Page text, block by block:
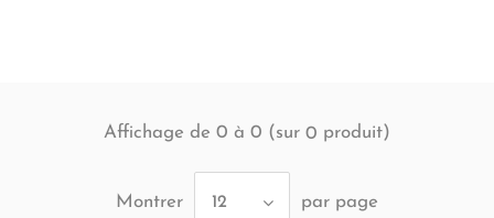
Affichage de 0 à 0 (sur 0 produit)
Montrer 12 par page